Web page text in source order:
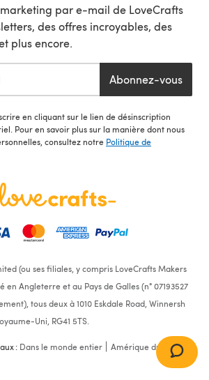
par e-mail de LoveCrafts
des offres incroyables, des
plus encore.
Abonnez-vous
en cliquant sur le lien de désinscription
Pour en savoir plus sur la manière dont nous
consultez notre Politique de
(ou ses filiales, y compris LoveCrafts Makers
en Angleterre et au Pays de Galles (n° 07193527
tous deux à 1010 Eskdale Road, Winnersh
Uni, RG41 5TS.
: Dans le monde entier
Amérique du Nord